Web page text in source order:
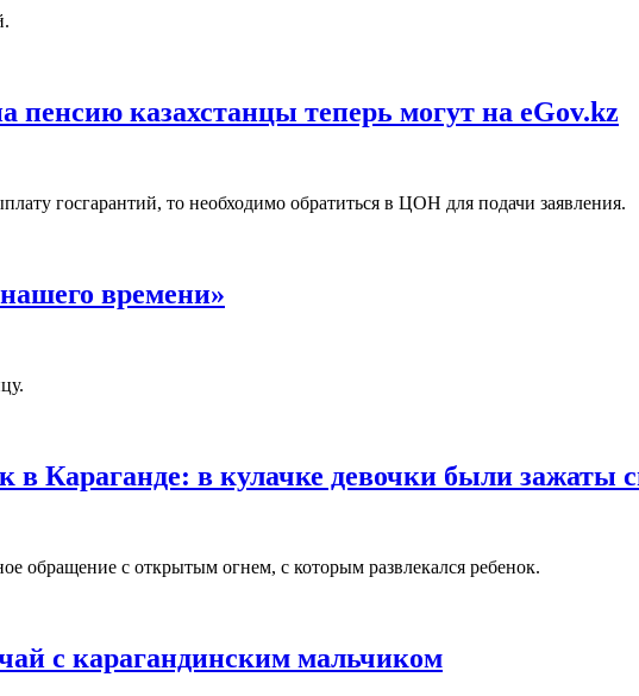
пенсию казахстанцы теперь могут на eGov.kz
госгарантий, то необходимо обратиться в ЦОН для подачи заявления.
времени»
Караганде: в кулачке девочки были зажаты
обращение с открытым огнем, с которым развлекался ребенок.
с карагандинским мальчиком